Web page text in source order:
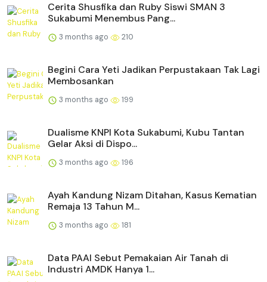
Cerita Shusfika dan Ruby Siswi SMAN 3
Sukabumi Menembus Pang...
3 months ago 210
Begini Cara Yeti Jadikan Perpustakaan Tak Lagi
Membosankan
3 months ago 199
Dualisme KNPI Kota Sukabumi, Kubu Tantan
Gelar Aksi di Dispo...
3 months ago 196
Ayah Kandung Nizam Ditahan, Kasus Kematian
Remaja 13 Tahun M...
3 months ago 181
Data PAAI Sebut Pemakaian Air Tanah di
Industri AMDK Hanya 1...